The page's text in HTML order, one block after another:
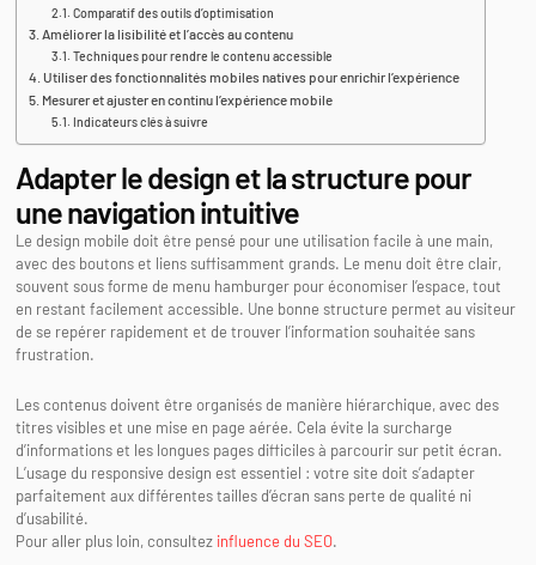
Comparatif des outils d’optimisation
Améliorer la lisibilité et l’accès au contenu
Techniques pour rendre le contenu accessible
Utiliser des fonctionnalités mobiles natives pour enrichir l’expérience
Mesurer et ajuster en continu l’expérience mobile
Indicateurs clés à suivre
Adapter le design et la structure pour
une navigation intuitive
Le design mobile doit être pensé pour une utilisation facile à une main,
avec des boutons et liens suffisamment grands. Le menu doit être clair,
souvent sous forme de menu hamburger pour économiser l’espace, tout
en restant facilement accessible. Une bonne structure permet au visiteur
de se repérer rapidement et de trouver l’information souhaitée sans
frustration.
Les contenus doivent être organisés de manière hiérarchique, avec des
titres visibles et une mise en page aérée. Cela évite la surcharge
d’informations et les longues pages difficiles à parcourir sur petit écran.
L’usage du responsive design est essentiel : votre site doit s’adapter
parfaitement aux différentes tailles d’écran sans perte de qualité ni
d’usabilité.
Pour aller plus loin, consultez influence du SEO.